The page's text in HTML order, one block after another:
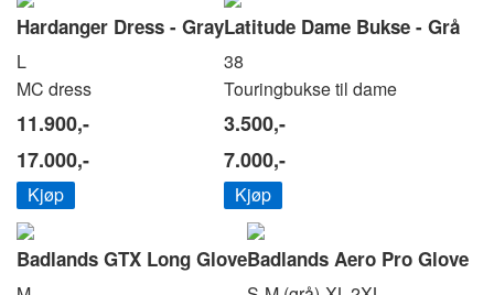
Hardanger Dress - Gray
L
MC dress
11.900,-
17.000,-
Kjøp
Latitude Dame Bukse - Grå
38
Touringbukse til dame
3.500,-
7.000,-
Kjøp
Badlands GTX Long GloveBadlands Aero Pro Glove